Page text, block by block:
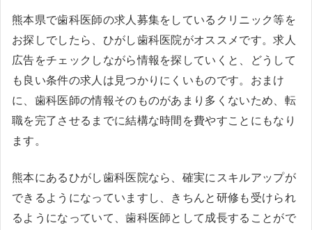
熊本県で歯科医師の求人募集をしているクリニック等を
お探しでしたら、ひがし歯科医院がオススメです。求人
広告をチェックしながら情報を探していくと、どうして
も良い条件の求人は見つかりにくいものです。おまけ
に、歯科医師の情報そのものがあまり多くないため、転
職を完了させるまでに結構な時間を費やすことにもなり
ます。
熊本にあるひがし歯科医院なら、確実にスキルアップが
できるようになっていますし、きちんと研修も受けられ
るようになっていて、歯科医師として成長することがで